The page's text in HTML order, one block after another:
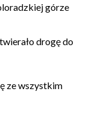
górze
drogę do
ze wszystkim